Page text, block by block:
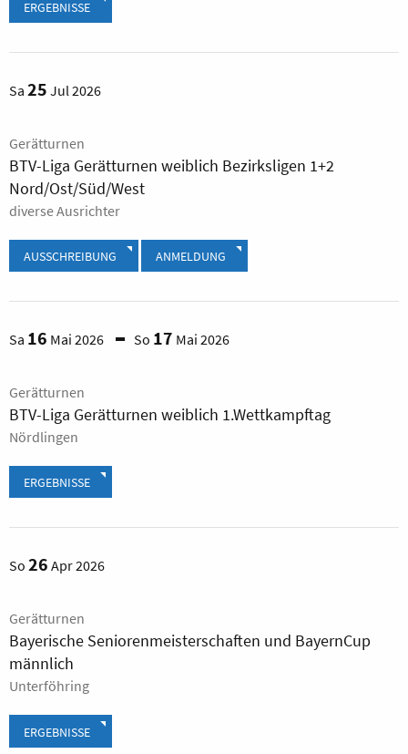
ERGEBNISSE
Sa 25 Jul 2026
Gerätturnen
BTV-Liga Gerätturnen weiblich Bezirksligen 1+2
Nord/Ost/Süd/West
diverse Ausrichter
AUSSCHREIBUNG ANMELDUNG
Sa 16 Mai 2026 So 17 Mai 2026
Gerätturnen
BTV-Liga Gerätturnen weiblich 1.Wettkampftag
Nördlingen
ERGEBNISSE
So 26 Apr 2026
Gerätturnen
Bayerische Seniorenmeisterschaften und BayernCup
männlich
Unterföhring
ERGEBNISSE